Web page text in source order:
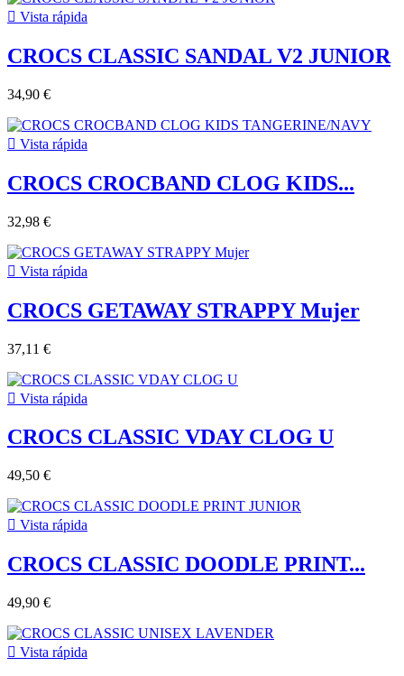
 Vista rápida
CROCS CLASSIC SANDAL V2 JUNIOR
34,90 €
 Vista rápida
CROCS CROCBAND CLOG KIDS...
32,98 €
 Vista rápida
CROCS GETAWAY STRAPPY Mujer
37,11 €
 Vista rápida
CROCS CLASSIC VDAY CLOG U
49,50 €
 Vista rápida
CROCS CLASSIC DOODLE PRINT...
49,90 €
 Vista rápida